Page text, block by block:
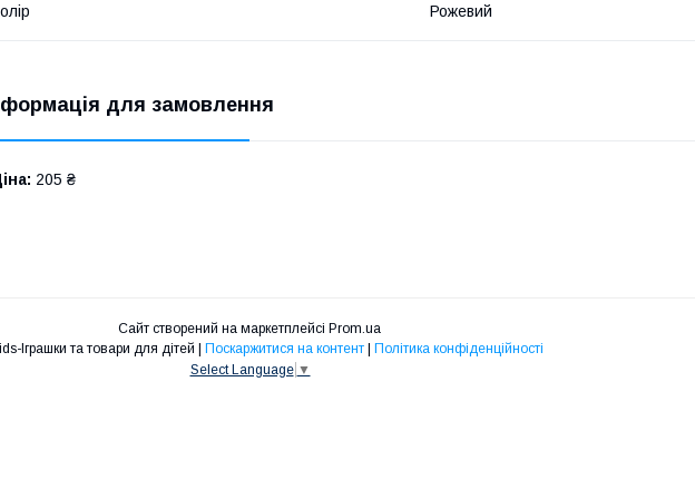
Рожевий
для замовлення
205 ₴
Сайт створений на маркетплейсі Prom.ua
Maksikids-Іграшки та товари для дітей | Поскаржитися на контент | Політика конфіденційності
Select Language ▼